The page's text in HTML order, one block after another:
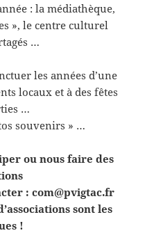
: la médiathèque,
», le centre culturel
…
les années d’une
locaux et à des fêtes
…
souvenirs » …
ou nous faire des
: com@pvigtac.fr
sont les
!